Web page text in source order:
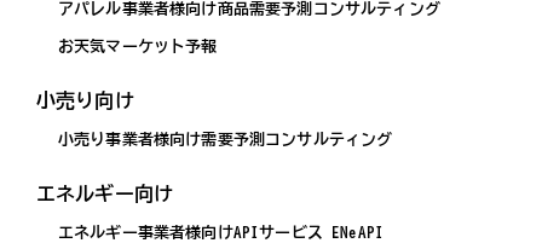
アパレル事業者様向け商品需要予測コンサルティング
お天気マーケット予報
小売り向け
小売り事業者様向け需要予測コンサルティング
エネルギー向け
エネルギー事業者様向けAPIサービス ENeAPI